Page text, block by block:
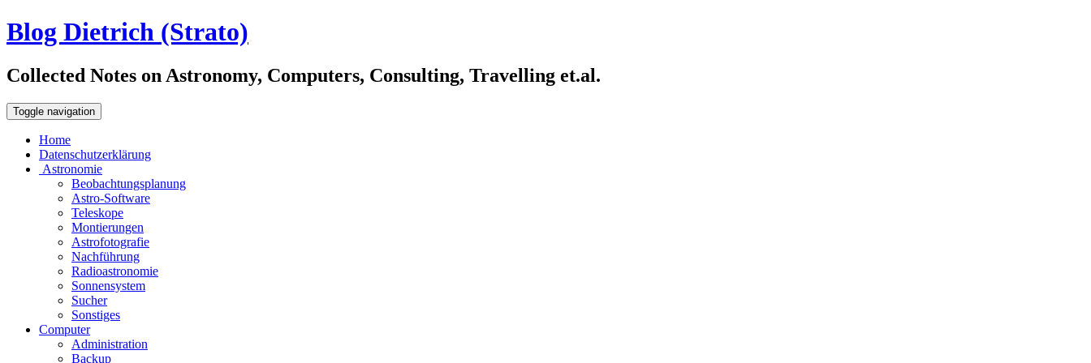
Blog Dietrich (Strato)
Collected Notes on Astronomy, Computers, Consulting, Travelling et.al.
Toggle navigation
Home
Datenschutzerklärung
Astronomie
Beobachtungsplanung
Astro-Software
Teleskope
Montierungen
Astrofotografie
Nachführung
Radioastronomie
Sonnensystem
Sucher
Sonstiges
Computer
Administration
Backup